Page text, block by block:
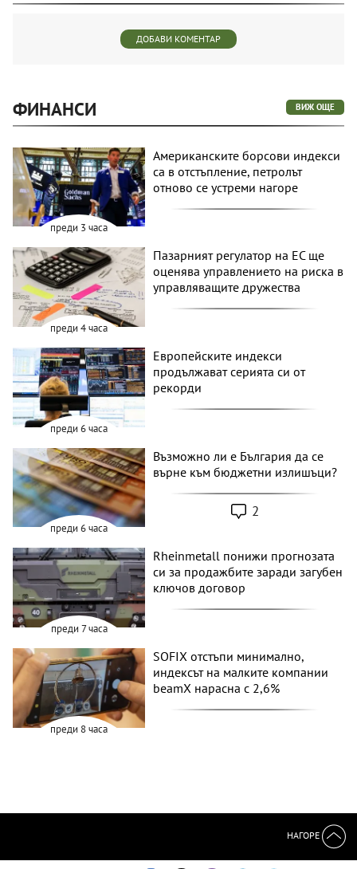
ДОБАВИ КОМЕНТАР
ФИНАНСИ ВИЖ ОЩЕ
преди 3 часа
Американските борсови индекси
са в отстъпление, петролът
отново се устреми нагоре
преди 4 часа
Пазарният регулатор на ЕС ще
оценява управлението на риска в
управляващите дружества
преди 6 часа
Европейските индекси
продължават серията си от
рекорди
преди 6 часа
Възможно ли е България да се
върне към бюджетни излишъци?
2
преди 7 часа
Rheinmetall понижи прогнозата
си за продажбите заради загубен
ключов договор
преди 8 часа
SOFIX отстъпи минимално,
индексът на малките компании
beamX нарасна с 2,6%
НАГОРЕ